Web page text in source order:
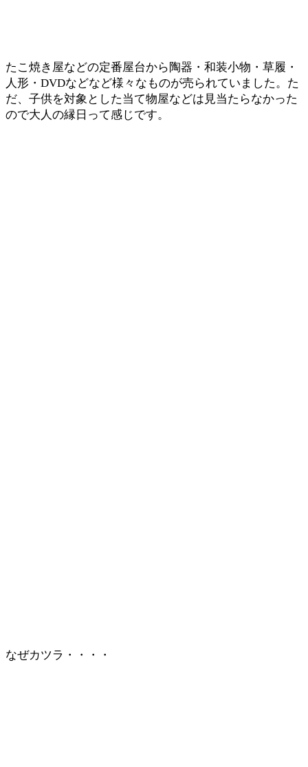
たこ焼き屋などの定番屋台から陶器・和装小物・草履・
人形・DVDなどなど様々なものが売られていました。た
だ、子供を対象とした当て物屋などは見当たらなかった
ので大人の縁日って感じです。
なぜカツラ・・・・